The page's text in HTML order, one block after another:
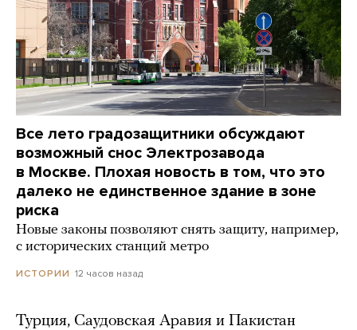
Все лето градозащитники обсуждают
возможный снос Электрозавода
в Москве. Плохая новость в том, что это
далеко не единственное здание в зоне
риска
Новые законы позволяют снять защиту, например,
с исторических станций метро
ИСТОРИИ 12 часов назад
Турция, Саудовская Аравия и Пакистан